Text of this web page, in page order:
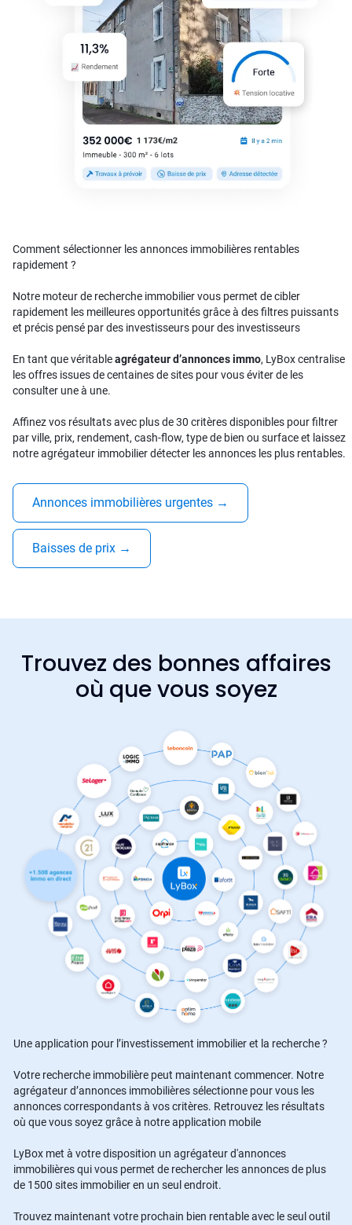
Comment sélectionner les annonces immobilières rentables
rapidement ?
Notre moteur de recherche immobilier vous permet de cibler
rapidement les meilleures opportunités grâce à des filtres puissants
et précis pensé par des investisseurs pour des investisseurs
En tant que véritableagrégateur d’annonces immo, LyBox centralise
les offres issues de centaines de sites pour vous éviter de les
consulter une à une.
Affinez vos résultats avec plus de 30 critères disponibles pour filtrer
par ville, prix, rendement, cash-flow, type de bien ou surface et laissez
notre agrégateur immobilier détecter les annonces les plus rentables.
Annonces immobilières urgentes →
Baisses de prix →
Trouvez des bonnes affaires
où que vous soyez
Une application pour l’investissement immobilier et la recherche ?
Votre recherche immobilière peut maintenant commencer. Notre
agrégateur d’annonces immobilières sélectionne pour vous les
annonces correspondants à vos critères. Retrouvez les résultats
où que vous soyez grâce à notre application mobile
LyBox met à votre disposition un agrégateur d'annonces
immobilières qui vous permet de rechercher les annonces de plus
de 1500 sites immobilier en un seul endroit.
Trouvez maintenant votre prochain bien rentable avec le seul outil